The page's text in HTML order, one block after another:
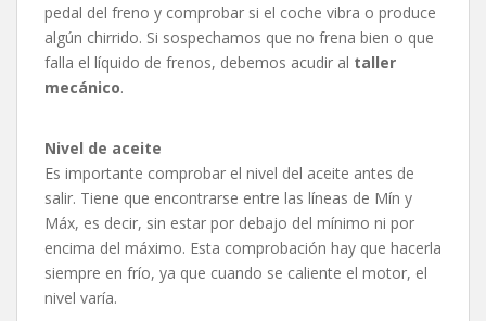
pedal del freno y comprobar si el coche vibra o produce
algún chirrido. Si sospechamos que no frena bien o que
falla el líquido de frenos, debemos acudir al taller
mecánico.
Nivel de aceite
Es importante comprobar el nivel del aceite antes de
salir. Tiene que encontrarse entre las líneas de Mín y
Máx, es decir, sin estar por debajo del mínimo ni por
encima del máximo. Esta comprobación hay que hacerla
siempre en frío, ya que cuando se caliente el motor, el
nivel varía.